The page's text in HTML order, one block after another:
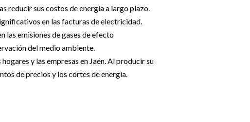
reducir sus costos de energía a largo plazo.
en las facturas de electricidad.
las emisiones de gases de efecto
del medio ambiente.
y las empresas en Jaén. Al producir su
de precios y los cortes de energía.